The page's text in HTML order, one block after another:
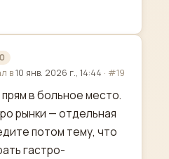
в10 янв. 2026 г., 14:44 · #19
в больное место.
рынки — отдельная
потом тему, что
гастро-